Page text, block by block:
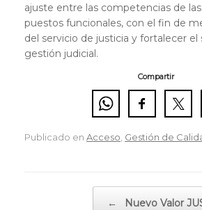
ajuste entre las competencias de
puestos funcionales, con el fin de
del servicio de justicia y fortalecer el
gestión judicial.
Compartir
Publicado en Acceso Gestión de
← Nuevo Valor